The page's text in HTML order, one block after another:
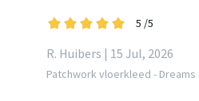
5 /5
R. Huibers | 15 Jul, 2026
Patchwork vloerkleed - Dreams